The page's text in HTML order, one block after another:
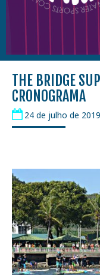
THE BRIDGE
CRONOGRAMA
24 de julho de 2019